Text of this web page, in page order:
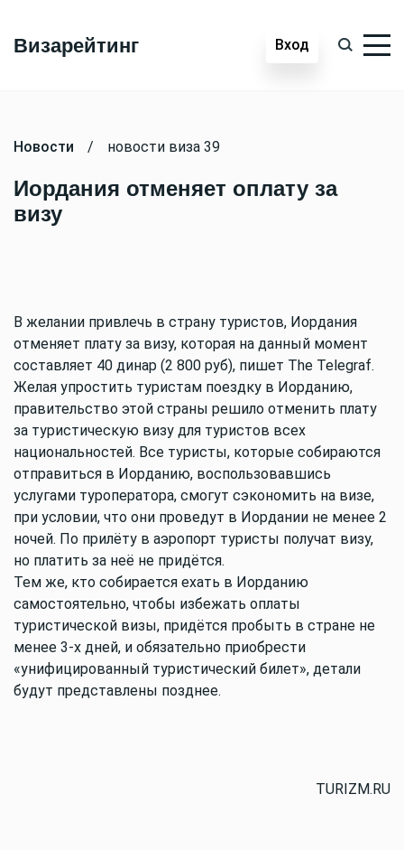
Визарейтинг Вход
Новости / новости виза 39
Иордания отменяет оплату за
визу
В желании привлечь в страну туристов, Иордания
отменяет плату за визу, которая на данный момент
составляет 40 динар (2 800 руб), пишет The Telegraf.
Желая упростить туристам поездку в Иорданию,
правительство этой страны решило отменить плату
за туристическую визу для туристов всех
национальностей. Все туристы, которые собираются
отправиться в Иорданию, воспользовавшись
услугами туроператора, смогут сэкономить на визе,
при условии, что они проведут в Иордании не менее 2
ночей. По прилёту в аэропорт туристы получат визу,
но платить за неё не придётся.
Тем же, кто собирается ехать в Иорданию
самостоятельно, чтобы избежать оплаты
туристической визы, придётся пробыть в стране не
менее 3-х дней, и обязательно приобрести
«унифицированный туристический билет», детали
будут представлены позднее.
TURIZM.RU